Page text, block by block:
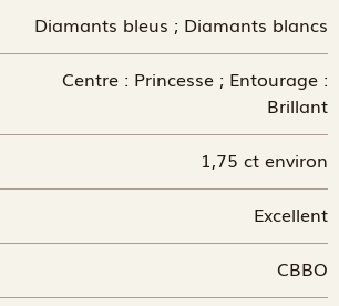
Diamants bleus ; Diamants blancs
Centre : Princesse ; Entourage :
Brillant
1,75 ct environ
Excellent
CBBO